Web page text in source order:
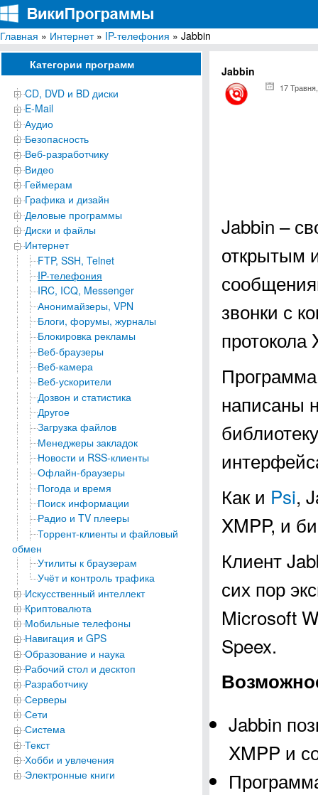
ВикиПрограммы
Энциклопедия бесплатных компьютерных программ для Windows
Главная » Интернет» IP-телефония » Jabbin
Категории программ
CD, DVD и BD диски
E-Mail
Аудио
Безопасность
Веб-разработчику
Видео
Геймерам
Графика и дизайн
Деловые программы
Диски и файлы
Интернет
FTP, SSH, Telnet
IP-телефония
IRC, ICQ, Messenger
Анонимайзеры, VPN
Блоги, форумы, журналы
Блокировка рекламы
Веб-браузеры
Веб-камера
Веб-ускорители
Дозвон и статистика
Другое
Загрузка файлов
Менеджеры закладок
Новости и RSS-клиенты
Офлайн-браузеры
Погода и время
Поиск информации
Радио и TV плееры
Торрент-клиенты и файловый
обмен
Утилиты к браузерам
Учёт и контроль трафика
Искусственный интеллект
Криптовалюта
Мобильные телефоны
Навигация и GPS
Образование и наука
Рабочий стол и десктоп
Разработчику
Серверы
Сети
Система
Текст
Хобби и увлечения
Электронные книги
Jabbin
17
Jabbin –
открытым
звонки с
протокола
написаны
Как и Psi,
XMPP, и
Клиент
сих пор
Microsoft
Speex.
Jabbin
XMPP и